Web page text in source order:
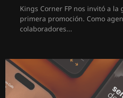
Kings Corner FP nos invitó a la
primera promoción. Como
colaboradores...